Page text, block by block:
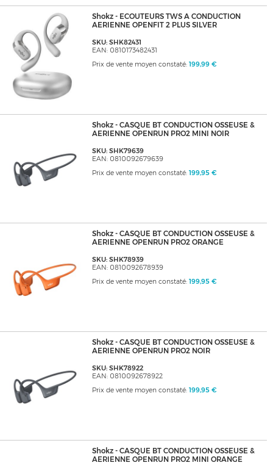
Shokz - ECOUTEURS TWS A CONDUCTION
AERIENNE OPENFIT 2 PLUS SILVER
SKU: SHK82431
EAN: 0810173482431
Prix de vente moyen constaté: 199,99 €
Shokz - CASQUE BT CONDUCTION OSSEUSE &
AERIENNE OPENRUN PRO2 MINI NOIR
SKU: SHK79639
EAN: 0810092679639
Prix de vente moyen constaté: 199,95 €
Shokz - CASQUE BT CONDUCTION OSSEUSE &
AERIENNE OPENRUN PRO2 ORANGE
SKU: SHK78939
EAN: 0810092678939
Prix de vente moyen constaté: 199,95 €
Shokz - CASQUE BT CONDUCTION OSSEUSE &
AERIENNE OPENRUN PRO2 NOIR
SKU: SHK78922
EAN: 0810092678922
Prix de vente moyen constaté: 199,95 €
Shokz - CASQUE BT CONDUCTION OSSEUSE &
AERIENNE OPENRUN PRO2 MINI ORANGE